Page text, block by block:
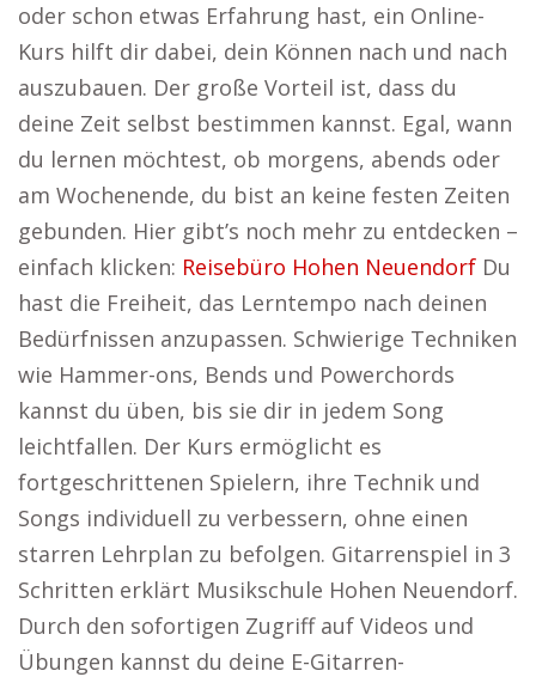
oder schon etwas Erfahrung hast, ein Online-
Kurs hilft dir dabei, dein Können nach und nach
auszubauen. Der große Vorteil ist, dass du
deine Zeit selbst bestimmen kannst. Egal, wann
du lernen möchtest, ob morgens, abends oder
am Wochenende, du bist an keine festen Zeiten
gebunden. Hier gibt’s noch mehr zu entdecken –
einfach klicken: Reisebüro Hohen Neuendorf Du
hast die Freiheit, das Lerntempo nach deinen
Bedürfnissen anzupassen. Schwierige Techniken
wie Hammer-ons, Bends und Powerchords
kannst du üben, bis sie dir in jedem Song
leichtfallen. Der Kurs ermöglicht es
fortgeschrittenen Spielern, ihre Technik und
Songs individuell zu verbessern, ohne einen
starren Lehrplan zu befolgen. Gitarrenspiel in 3
Schritten erklärt Musikschule Hohen Neuendorf.
Durch den sofortigen Zugriff auf Videos und
Übungen kannst du deine E-Gitarren-